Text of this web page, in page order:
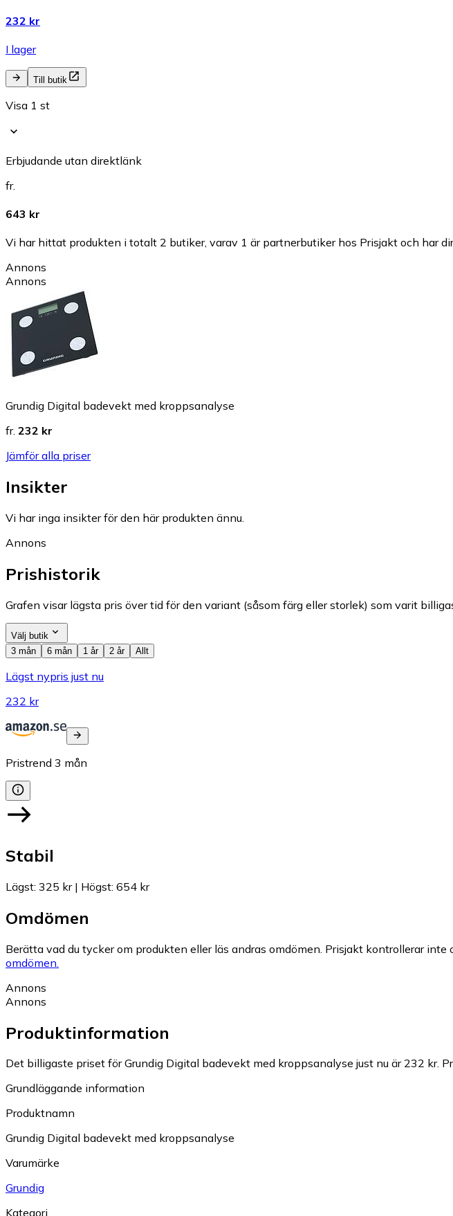
232 kr
I lager
Till butik
Visa 1 st
Erbjudande utan direktlänk
fr.
643 kr
Vi har hittat produkten i totalt 2 butiker, varav 1 är partnerbutiker hos Prisjakt och har
Annons
Annons
Grundig Digital badevekt med kroppsanalyse
fr. 232 kr
Jämför alla priser
Insikter
Vi har inga insikter för den här produkten ännu.
Annons
Prishistorik
Grafen visar lägsta pris över tid för den variant (såsom färg eller storlek) som varit
Välj butik
3 mån
6 mån 1 år 2 år Allt
Lägst nypris just nu
232 kr
Pristrend 3 mån
Stabil
Lägst: 325 kr| Högst: 654 kr
Omdömen
Berätta vad du tycker om produkten eller läs andras omdömen. Prisjakt kontrollerar
omdömen.
Annons
Annons
Produktinformation
Det billigaste priset för Grundig Digital badevekt med kroppsanalyse just nu är 232 kr.
Grundläggande information
Produktnamn
Grundig Digital badevekt med kroppsanalyse
Varumärke
Grundig
Kategori